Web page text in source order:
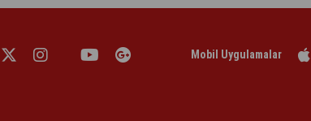
Mobil Uygulamalar